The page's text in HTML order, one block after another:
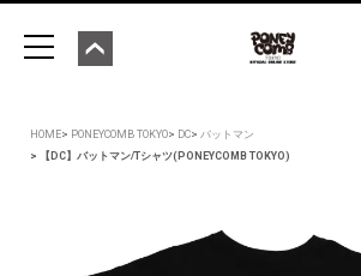
HOME PONEYCOMB TOKYO DC
バットマン
【DC】バットマン/Tシャツ(PONEYCOMB TOKYO)